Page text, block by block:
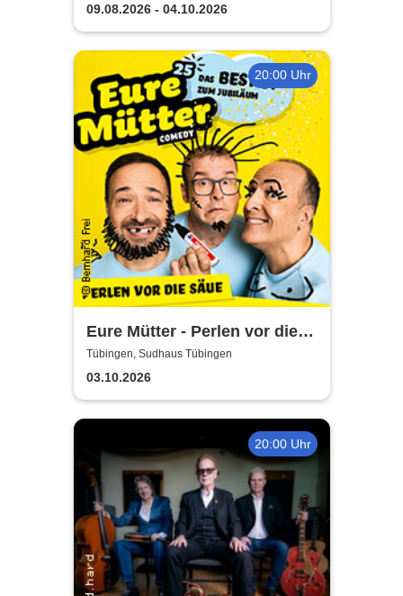
09.08.2026 - 04.10.2026
20:00 Uhr
Eure Mütter - Perlen vor die
Säue - Das Best Of zum
Jubiläum
Tübingen, Sudhaus Tübingen
03.10.2026
20:00 Uhr